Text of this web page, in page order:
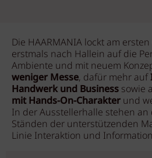
Die HAARMANIA lockt am
erstmals nach Hallein auf die
Ambiente und mit neuem
weniger Messe, dafür mehr auf
Handwerk und Business sowie
mit Hands-On-Charakter und
In der Ausstellerhalle stehen
Ständen der unterstützenden
Linie Interaktion und